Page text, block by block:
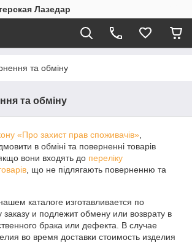
Лазедар
та обміну
та обміну
«Про захист прав споживачів»
в обміні та поверненні товарів
вони входять до переліку
, що не підлягають поверненню та
каталоге изготавливается по
и подлежит обмену или возврату в
брака или дефекта. В случае
во время доставки стоимость изделия